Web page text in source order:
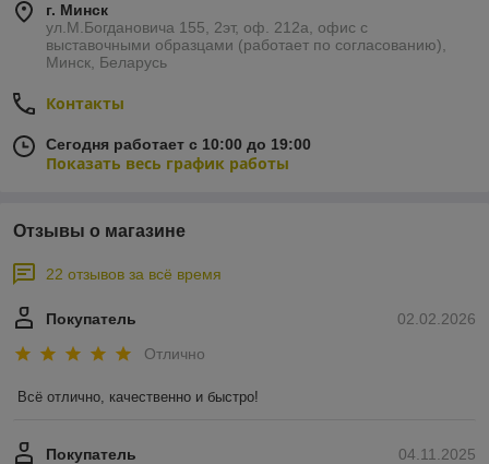
г. Минск
ул.М.Богдановича 155, 2эт, оф. 212а, офис с
выставочными образцами (работает по согласованию),
Минск, Беларусь
Контакты
Сегодня работает с 10:00 до 19:00
Показать весь график работы
Отзывы о магазине
22 отзывов за всё время
02.02.2026
Покупатель
Отлично
Всё отлично, качественно и быстро!
04.11.2025
Покупатель